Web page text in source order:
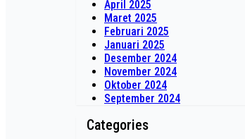
April 2025
Maret 2025
Februari 2025
Januari 2025
Desember 2024
November 2024
Oktober 2024
September 2024
Categories